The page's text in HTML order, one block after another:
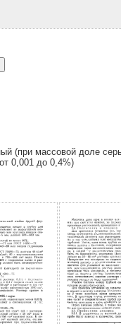
(при массовой доле
0,001 до 0,4%)